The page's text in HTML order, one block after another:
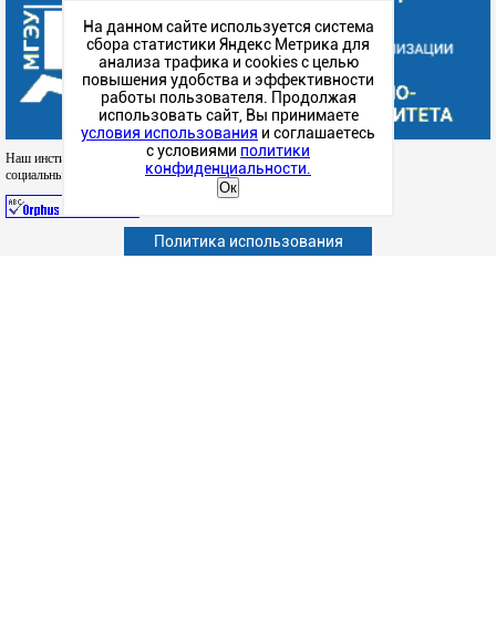
Наш институт в
социальных сетях
Абитуриенту
Политика использования
На данном сайте используется система
сбора статистики Яндекс Метрика для
анализа трафика и cookies с целью
повышения удобства и эффективности
работы пользователя. Продолжая
использовать сайт, Вы принимаете
условия использования и соглашаетесь
с условиями политики
конфиденциальности.
Ок